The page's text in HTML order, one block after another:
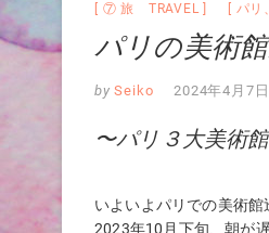
⑦ 旅 TRAVEL パリ
パリの美術
by Seiko 2024年4月7日
〜パリ３大美術
いよいよパリでの美術館
2023年10月下旬、朝が